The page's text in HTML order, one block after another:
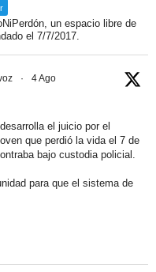
un espacio libre de
el 7/7/2017.
· 4 Ago
el juicio por el
que perdió la vida el 7 de
bajo custodia policial.
para que el sistema de